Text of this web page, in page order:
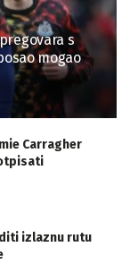
s
mogao
Carragher
izlaznu rutu